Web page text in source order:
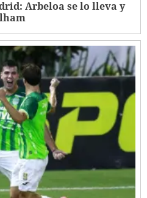
Arbeloa se lo lleva y